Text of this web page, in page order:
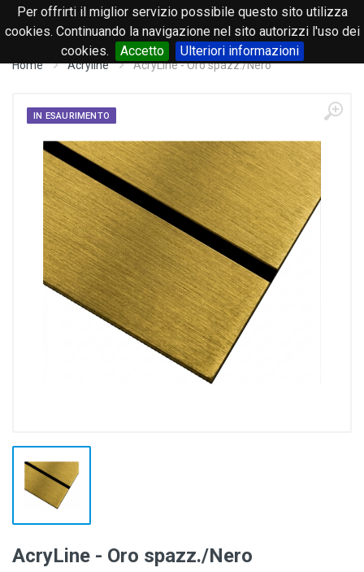
Per offrirti il miglior servizio possibile questo sito utilizza
cookies. Continuando la navigazione nel sito autorizzi l'uso dei
cookies.
Accetto Ulteriori informazioni
0
Home Acryline AcryLine - Oro spazz./Nero
IN ESAURIMENTO
AcryLine - Oro spazz./Nero